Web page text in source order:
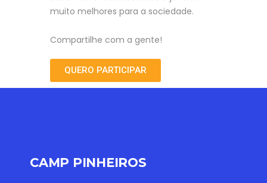
muito melhores para a sociedade.
Compartilhe com a gente!
QUERO PARTICIPAR
CAMP PINHEIROS